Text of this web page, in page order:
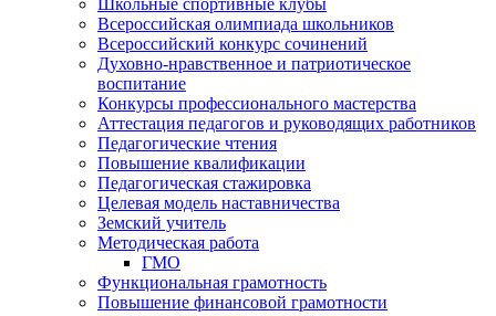
Школьные спортивные клубы
Всероссийская олимпиада школьников
Всероссийский конкурс сочинений
Духовно-нравственное и патриотическое
воспитание
Конкурсы профессионального мастерства
Аттестация педагогов и руководящих работников
Педагогические чтения
Повышение квалификации
Педагогическая стажировка
Целевая модель наставничества
Земский учитель
Методическая работа
ГМО
Функциональная грамотность
Повышение финансовой грамотности